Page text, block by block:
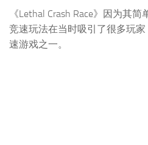
《Lethal Crash Race》因为其
竞速玩法在当时吸引了很多玩
速游戏之一。